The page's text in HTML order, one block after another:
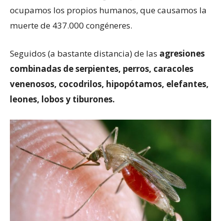
ocupamos los propios humanos, que causamos la
muerte de 437.000 congéneres.
Seguidos (a bastante distancia) de las agresiones
combinadas de serpientes, perros, caracoles
venenosos, cocodrilos, hipopótamos, elefantes,
leones, lobos y tiburones.